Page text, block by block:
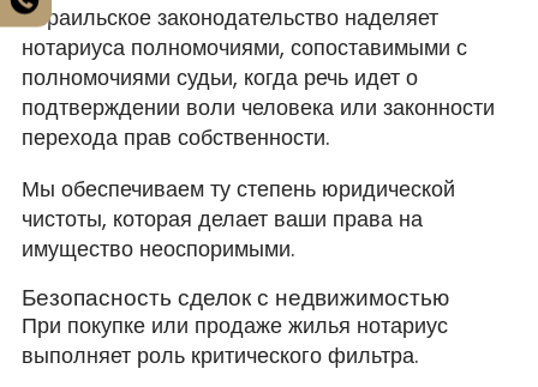
Израильское законодательство наделяет
нотариуса полномочиями, сопоставимыми с
полномочиями судьи, когда речь идет о
подтверждении воли человека или законности
перехода прав собственности.
Мы обеспечиваем ту степень юридической
чистоты, которая делает ваши права на
имущество неоспоримыми.
Безопасность сделок с недвижимостью
При покупке или продаже жилья нотариус
выполняет роль критического фильтра.